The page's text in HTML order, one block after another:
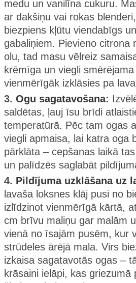
medu un vanilīna cukuru.
ar dakšiņu vai rokas
biezpiens kļūtu viendabīgs
gabaliņiem. Pievieno citrona
olu, tad masu vēlreiz
krēmīga un viegli
vienmērīgāk izklāsies pa
3. Ogu sagatavošana:
saldētas, ļauj īsu brīdi
temperatūrā. Pēc tam ogas
viegli apmaisa, lai katra oga
pārklāta – cepšanas laikā
un palīdzēs saglabāt
4. Pildījuma uzklāšana uz
lavaša loksnes klāj pusi no
izlīdzinot vienmērīgā kārtā,
cm brīvu maliņu gar malām
vienā no īsajām pusēm, kur
strūdeles ārējā mala. Virs
izkaisa sagatavotās ogas –
krāsaini ielāpi, kas griezumā